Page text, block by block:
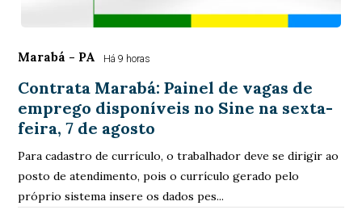
Marabá - PA Há 9 horas
Contrata Marabá: Painel de vagas de
emprego disponíveis no Sine na sexta-
feira, 7 de agosto
Para cadastro de currículo, o trabalhador deve se dirigir ao
posto de atendimento, pois o currículo gerado pelo
próprio sistema insere os dados pes...